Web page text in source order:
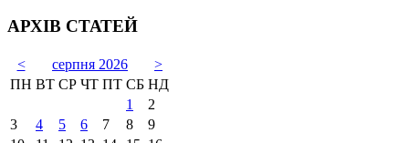
АРХІВ СТАТЕЙ
< серпня 2026
>
ПН ВТ СР ЧТ ПТ СБ НД
1
2
3
4 5 6 7 8
9